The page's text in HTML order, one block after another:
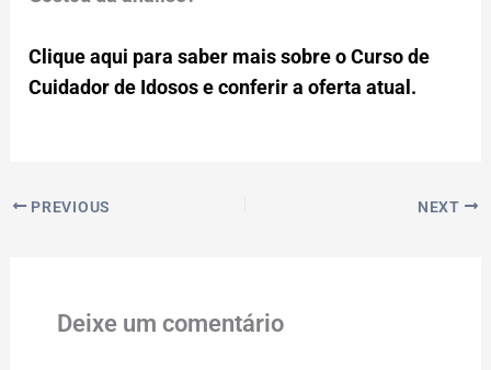
Clique aqui para saber mais sobre o Curso de
Cuidador de Idosos e conferir a oferta atual.
PREVIOUS NEXT
Deixe um comentário